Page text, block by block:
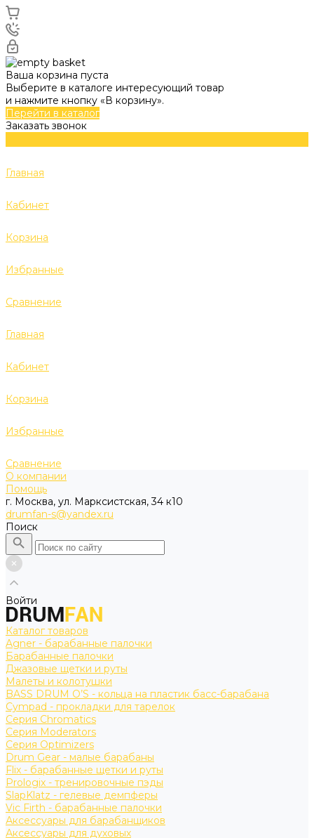
Ваша корзина пуста
Выберите в каталоге интересующий товар
и нажмите кнопку «В корзину».
Перейти в каталог
Заказать звонок
Главная
Кабинет
Корзина
Избранные
Сравнение
Главная
Кабинет
Корзина
Избранные
Сравнение
О компании
Помощь
г. Москва, ул. Марксистская, 34 к10
drumfan-s@yandex.ru
Поиск
Войти
Каталог товаров
Agner - барабанные палочки
Барабанные палочки
Джазовые щетки и руты
Малеты и колотушки
BASS DRUM O’S - кольца на пластик басс-барабана
Cympad - прокладки для тарелок
Серия Chromatics
Серия Moderators
Серия Optimizers
Drum Gear - малые барабаны
Flix - барабанные щетки и руты
Prologix - тренировочные пэды
SlapKlatz - гелевые демпферы
Vic Firth - барабанные палочки
Аксессуары для барабанщиков
Аксессуары для духовых